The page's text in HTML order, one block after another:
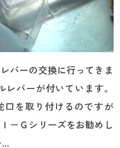
バーの交換に行ってきま
バーが付いています。
口を取り付けるのですが
－Ｇシリーズをお勧めし